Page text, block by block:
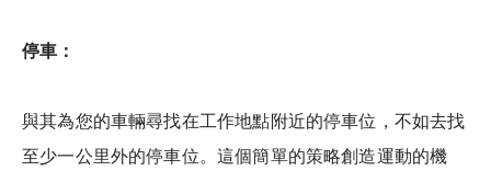
停車：
與其為您的車輛尋找在工作地點附近的停車位，不如去找
至少一公里外的停車位。這個簡單的策略創造運動的機